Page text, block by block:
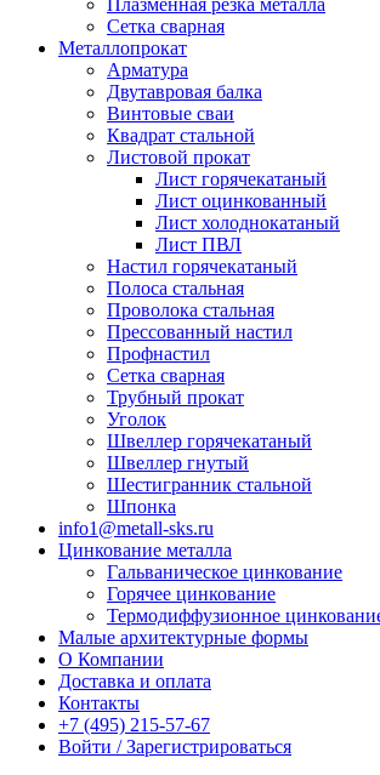
Плазменная резка металла
Сетка сварная
Металлопрокат
Арматура
Двутавровая балка
Винтовые сваи
Квадрат стальной
Листовой прокат
Лист горячекатаный
Лист оцинкованный
Лист холоднокатаный
Лист ПВЛ
Настил горячекатаный
Полоса стальная
Проволока стальная
Прессованный настил
Профнастил
Сетка сварная
Трубный прокат
Уголок
Швеллер горячекатаный
Швеллер гнутый
Шестигранник стальной
Шпонка
info1@metall-sks.ru
Цинкование металла
Гальваническое цинкование
Горячее цинкование
Термодиффузионное
Малые архитектурные формы
О Компании
Доставка и оплата
Контакты
+7 (495) 215-57-67
Войти / Зарегистрироваться